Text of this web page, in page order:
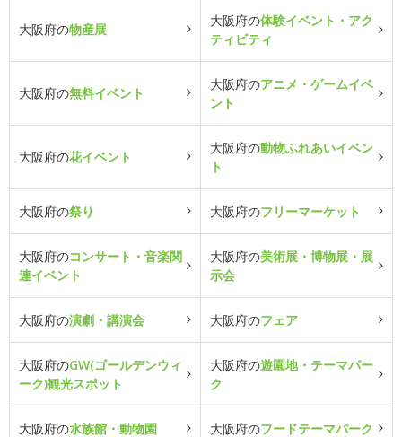
大阪府の物産展
大阪府の体験イベント・アク
ティビティ
大阪府の無料イベント
大阪府のアニメ・ゲームイベ
ント
大阪府の花イベント
大阪府の動物ふれあいイベン
ト
大阪府の祭り 大阪府のフリーマーケット
大阪府のコンサート・音楽関
連イベント
大阪府の美術展・博物展・展
示会
大阪府の演劇・講演会 大阪府のフェア
大阪府のGW(ゴールデンウィ
ーク)観光スポット
大阪府の遊園地・テーマパー
ク
大阪府の水族館・動物園 大阪府のフードテーマパーク